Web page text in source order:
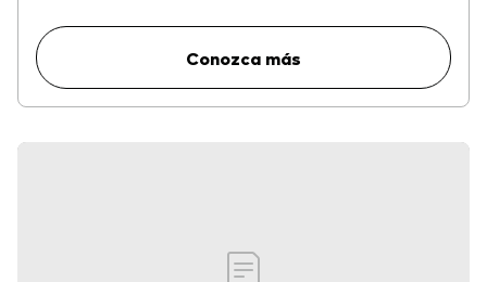
Conozca más